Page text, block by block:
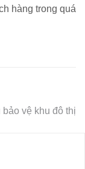
hàng trong quá
bảo vệ khu đô thị